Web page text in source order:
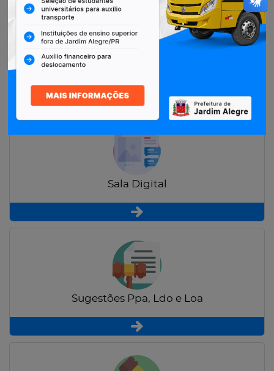
Restituição de Contribuintes
Sala Digital
Sugestões Ppa, Ldo e Loa